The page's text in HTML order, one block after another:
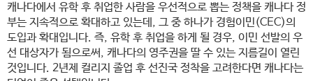
캐나다에서 유학 후 취업한 사람을 우선적으로 뽑는 정책을 캐나다 정
부는 지속적으로 확대하고 있는데, 그 중 하나가 경험이민(CEC)의
도입과 확대입니다. 즉, 유학 후 취업을 하게 될 경우, 이민 선발의 우
선 대상자가 됨으로써, 캐나다의 영주권을 딸 수 있는 지름길이 열린
것입니다. 2년제 컬리지 졸업 후 선진국 정착을 고려한다면 캐나다는